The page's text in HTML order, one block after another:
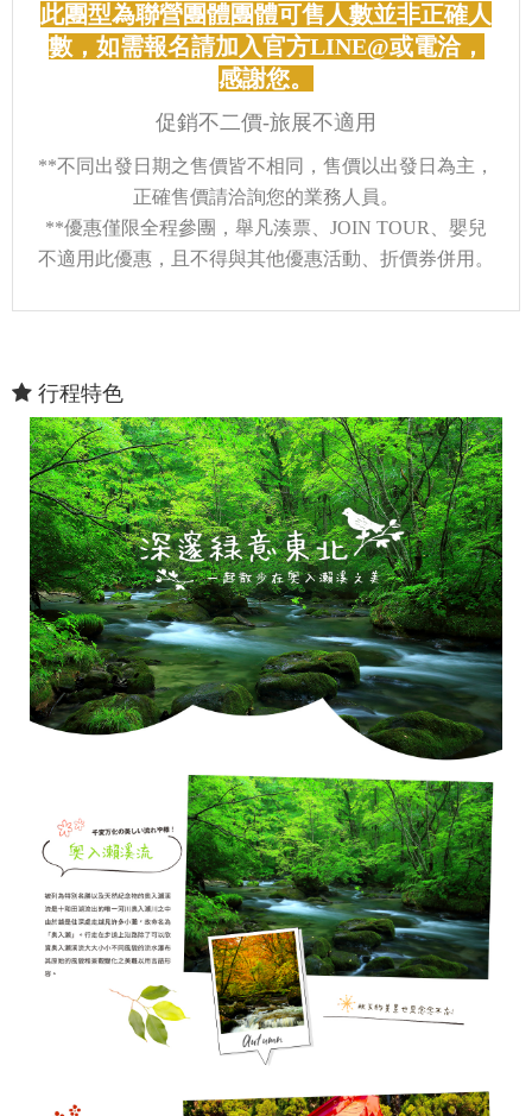
此團型為聯營團體團體可售人數並非正確人
數，如需報名請加入官方LINE@或電洽，
感謝您。
促銷不二價-旅展不適用
**不同出發日期之售價皆不相同，售價以出發日為主，
正確售價請洽詢您的業務人員。
**優惠僅限全程參團，舉凡湊票、JOIN TOUR、嬰兒
不適用此優惠，且不得與其他優惠活動、折價券併用。
行程特色